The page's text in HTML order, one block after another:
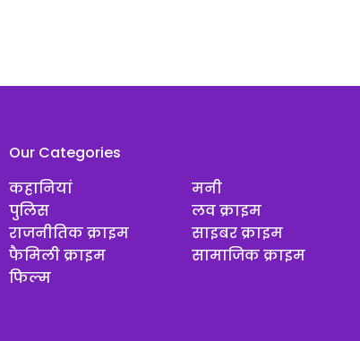
Our Categories
कहानियां
पुलिस
राजनीतिक क्राइम
फैमिली क्राइम
फिल्म
मनी
लव क्राइम
साइबर क्राइम
सामाजिक क्राइम